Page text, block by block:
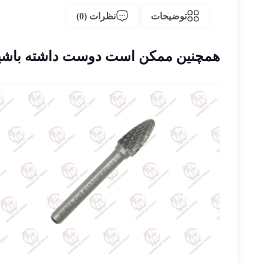
توضیحات نظرات (0)
همچنین ممکن است دوست داشته